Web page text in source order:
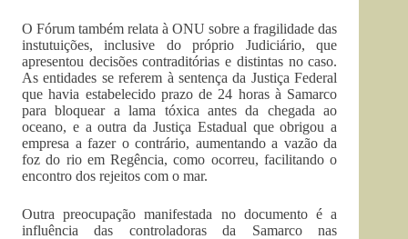
O Fórum também relata à ONU sobre a fragilidade das
instutuições, inclusive do próprio Judiciário, que
apresentou decisões contraditórias e distintas no caso.
As entidades se referem à sentença da Justiça Federal
que havia estabelecido prazo de 24 horas à Samarco
para bloquear a lama tóxica antes da chegada ao
oceano, e a outra da Justiça Estadual que obrigou a
empresa a fazer o contrário, aumentando a vazão da
foz do rio em Regência, como ocorreu, facilitando o
encontro dos rejeitos com o mar.
Outra preocupação manifestada no documento é a
influência das controladoras da Samarco nas